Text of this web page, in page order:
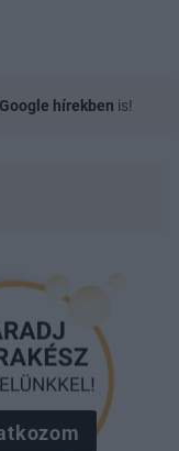
Google hírekben is!